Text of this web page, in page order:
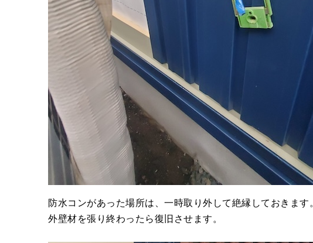
防水コンがあった場所は、一時取り外して絶縁しておきます。
外壁材を張り終わったら復旧させます。